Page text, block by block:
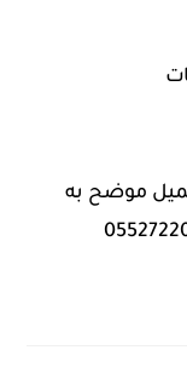
موضح به